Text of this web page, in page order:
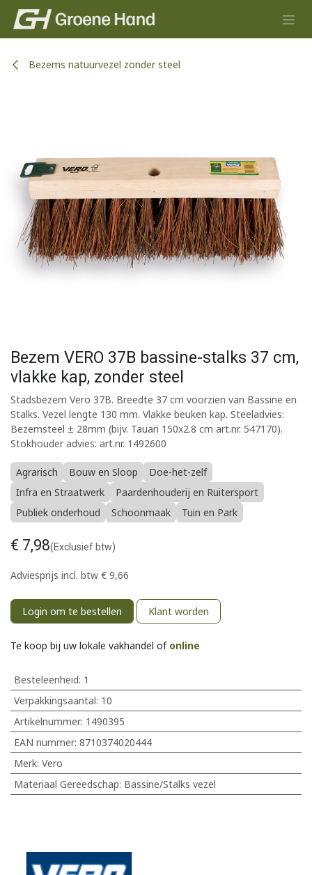
Overslaan naar inhoud
Bezems natuurvezel zonder steel
Bezem VERO 37B bassine-stalks 37 cm,
vlakke kap, zonder steel
Stadsbezem Vero 37B. Breedte 37 cm voorzien van Bassine en
Stalks. Vezel lengte 130 mm. Vlakke beuken kap. Steeladvies:
Bezemsteel ± 28mm (bijv. Tauari 150x2.8 cm art.nr. 547170).
Stokhouder advies: art.nr. 1492600
Agrarisch Bouw en Sloop
Doe-het-zelf
Infra en Straatwerk
Paardenhouderij en Ruitersport
Publiek onderhoud
Schoonmaak Tuin en Park
€ 7,98(Exclusief btw)
Adviesprijs incl. btw € 9,66
Login om te bestellen Klant worden
Te koop bij uw lokale vakhandel of online
Besteleenheid: 1
Verpakkingsaantal: 10
Artikelnummer: 1490395
EAN nummer: 8710374020444
Merk: Vero
Materiaal Gereedschap: Bassine/Stalks vezel